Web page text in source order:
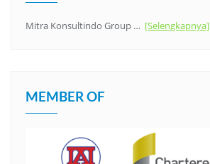
Mitra Konsultindo Group … [Selengkapnya]
MEMBER OF